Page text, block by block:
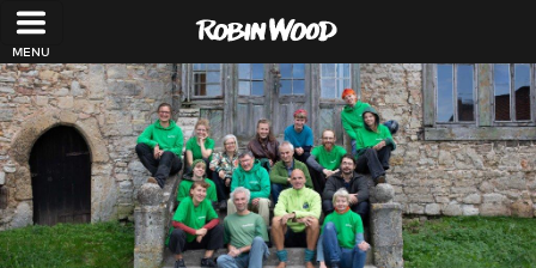
Direkt zum Inhalt